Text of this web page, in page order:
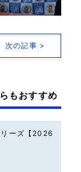
次の記事 >
もおすすめ
ーズ【2026